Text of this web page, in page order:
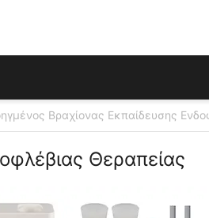
Βραχίονας Εκπαίδευσης
Θεραπείας